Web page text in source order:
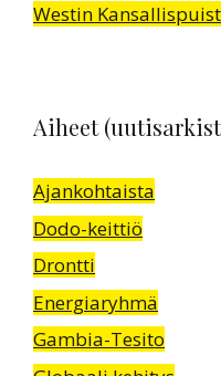
Westin
Aiheet
Ajankohtaista
Dodo-keittiö
Drontti
Energiaryhmä
Gambia-Tesito